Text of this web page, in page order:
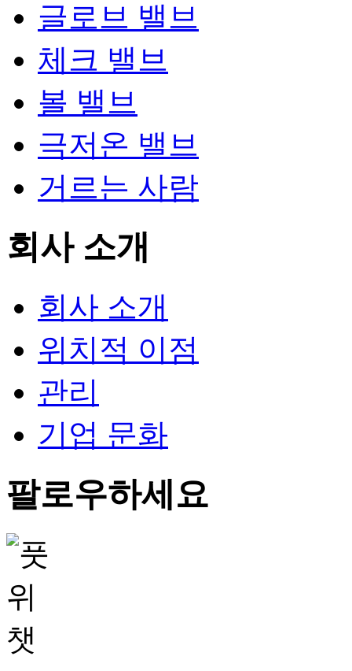
글로브 밸브
체크 밸브
볼 밸브
극저온 밸브
거르는 사람
회사 소개
회사 소개
위치적 이점
관리
기업 문화
팔로우하세요